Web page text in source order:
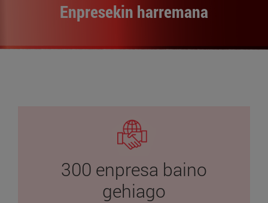
Enpresekin harremana
300 enpresa baino
gehiago